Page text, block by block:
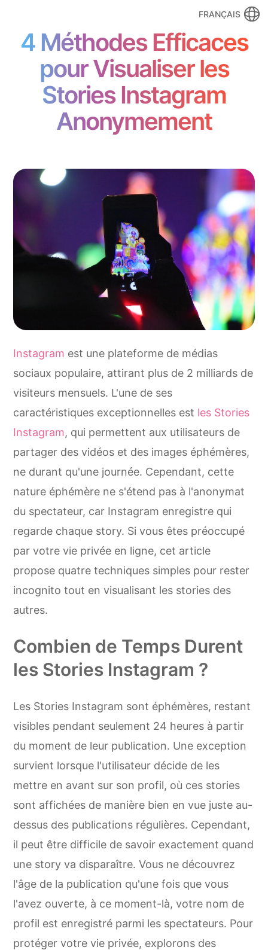
FRANÇAIS
4 Méthodes Efficaces
pour Visualiser les
Stories Instagram
Anonymement
Instagram est une plateforme de médias
sociaux populaire, attirant plus de 2 milliards de
visiteurs mensuels. L'une de ses
caractéristiques exceptionnelles est les Stories
Instagram, qui permettent aux utilisateurs de
partager des vidéos et des images éphémères,
ne durant qu'une journée. Cependant, cette
nature éphémère ne s'étend pas à l'anonymat
du spectateur, car Instagram enregistre qui
regarde chaque story. Si vous êtes préoccupé
par votre vie privée en ligne, cet article
propose quatre techniques simples pour rester
incognito tout en visualisant les stories des
autres.
Combien de Temps Durent
les Stories Instagram ?
Les Stories Instagram sont éphémères, restant
visibles pendant seulement 24 heures à partir
du moment de leur publication. Une exception
survient lorsque l'utilisateur décide de les
mettre en avant sur son profil, où ces stories
sont affichées de manière bien en vue juste au-
dessus des publications régulières. Cependant,
il peut être difficile de savoir exactement quand
une story va disparaître. Vous ne découvrez
l'âge de la publication qu'une fois que vous
l'avez ouverte, à ce moment-là, votre nom de
profil est enregistré parmi les spectateurs. Pour
protéger votre vie privée, explorons des